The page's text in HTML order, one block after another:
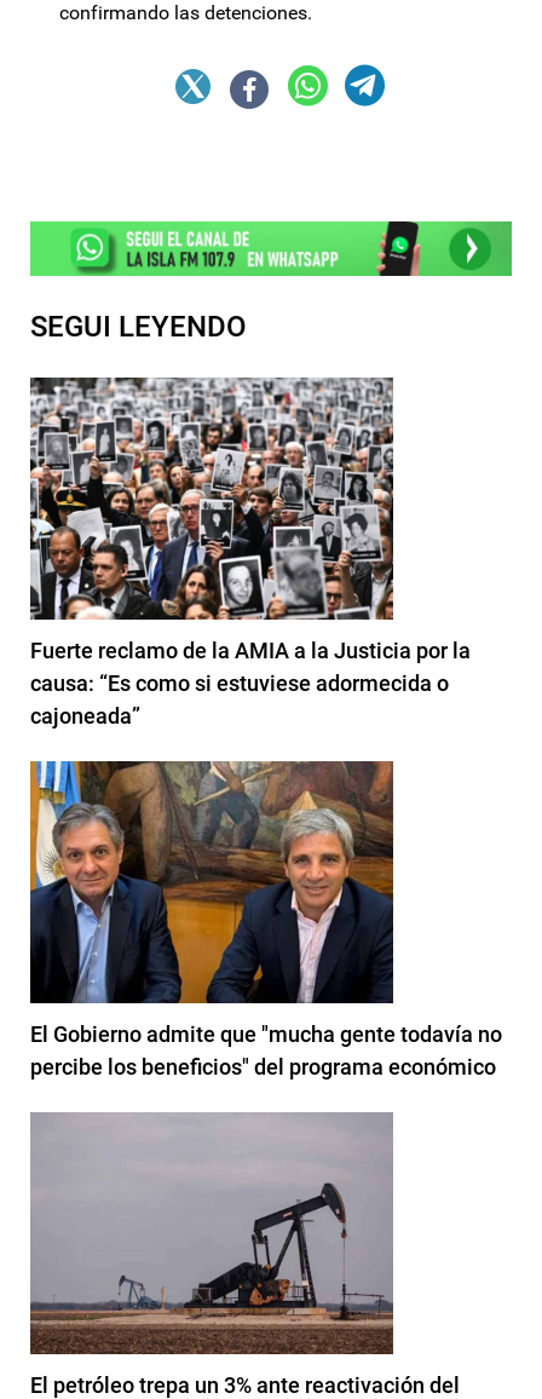
confirmando las detenciones.
SEGUI LEYENDO
Fuerte reclamo de la AMIA a la Justicia por la
causa: “Es como si estuviese adormecida o
cajoneada”
El Gobierno admite que "mucha gente todavía no
percibe los beneficios" del programa económico
El petróleo trepa un 3% ante reactivación del